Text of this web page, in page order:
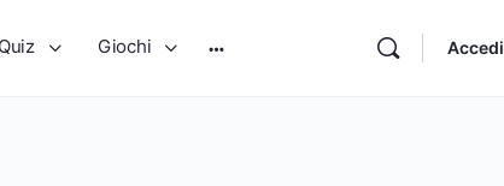
Quiz Giochi Accedi